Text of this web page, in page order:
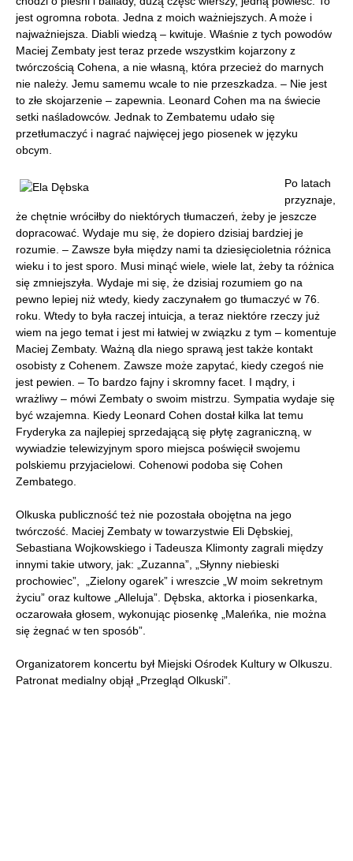
jest ogromna robota. Jedna z moich ważniejszych. A może i
najważniejsza. Diabli wiedzą – kwituje. Właśnie z tych powodów
Maciej Zembaty jest teraz przede wszystkim kojarzony z
twórczością Cohena, a nie własną, która przecież do marnych
nie należy. Jemu samemu wcale to nie przeszkadza. – Nie jest
to złe skojarzenie – zapewnia. Leonard Cohen ma na świecie
setki naśladowców. Jednak to Zembatemu udało się
przetłumaczyć i nagrać najwięcej jego piosenek w języku
obcym.
Po latach
przyznaje,
że chętnie wróciłby do niektórych tłumaczeń, żeby je jeszcze
dopracować. Wydaje mu się, że dopiero dzisiaj bardziej je
rozumie. – Zawsze była między nami ta dziesięcioletnia różnica
wieku i to jest sporo. Musi minąć wiele, wiele lat, żeby ta różnica
się zmniejszyła. Wydaje mi się, że dzisiaj rozumiem go na
pewno lepiej niż wtedy, kiedy zaczynałem go tłumaczyć w 76.
roku. Wtedy to była raczej intuicja, a teraz niektóre rzeczy już
wiem na jego temat i jest mi łatwiej w związku z tym – komentuje
Maciej Zembaty. Ważną dla niego sprawą jest także kontakt
osobisty z Cohenem. Zawsze może zapytać, kiedy czegoś nie
jest pewien. – To bardzo fajny i skromny facet. I mądry, i
wrażliwy – mówi Zembaty o swoim mistrzu. Sympatia wydaje się
być wzajemna. Kiedy Leonard Cohen dostał kilka lat temu
Fryderyka za najlepiej sprzedającą się płytę zagraniczną, w
wywiadzie telewizyjnym sporo miejsca poświęcił swojemu
polskiemu przyjacielowi. Cohenowi podoba się Cohen
Zembatego.
Olkuska publiczność też nie pozostała obojętna na jego
twórczość. Maciej Zembaty w towarzystwie Eli Dębskiej,
Sebastiana Wojkowskiego i Tadeusza Klimonty zagrali między
innymi takie utwory, jak: „Zuzanna”, „Słynny niebieski
prochowiec”, „Zielony ogarek” i wreszcie „W moim sekretnym
życiu” oraz kultowe „Alleluja”. Dębska, aktorka i piosenkarka,
oczarowała głosem, wykonując piosenkę „Maleńka, nie można
się żegnać w ten sposób”.
Organizatorem koncertu był Miejski Ośrodek Kultury w Olkuszu.
Patronat medialny objął „Przegląd Olkuski”.